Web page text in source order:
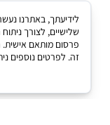
שלישיים, לצורך
פרסום מותאם
זה. לפרטים נוספים